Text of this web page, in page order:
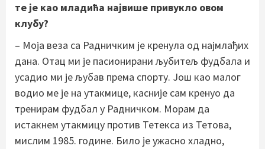
те је као младића највише привукло овом
клубу?
– Моја веза са Радничким је кренула од најмлађих
дана. Отац ми је пасионирани љубитељ фудбала и
усадио ми је љубав према спорту. Још као малог
водио ме је на утакмице, касније сам кренуо да
тренирам фудбал у Радничком. Морам да
истакнем утакмицу против Тетекса из Тетова,
мислим 1985. године. Било је ужасно хладно,